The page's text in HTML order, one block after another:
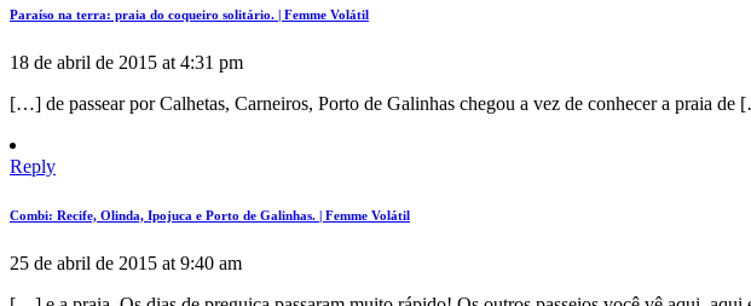
Paraíso na terra: praia do coqueiro solitário. | Femme Volátil
18 de abril de 2015 at 4:31 pm
[…] de passear por Calhetas, Carneiros, Porto de Galinhas chegou a vez de conhecer a praia de
Reply
Combi: Recife, Olinda, Ipojuca e Porto de Galinhas. | Femme Volátil
25 de abril de 2015 at 9:40 am